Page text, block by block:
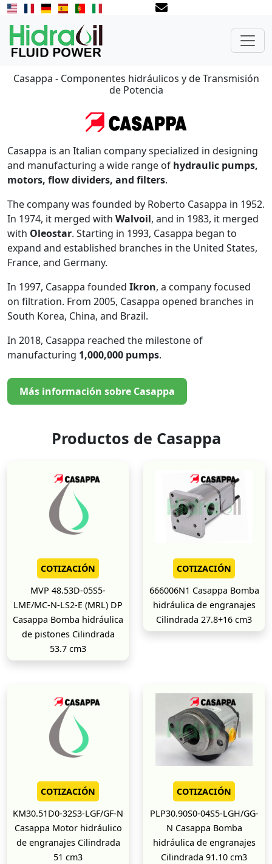
Casappa - Componentes hidráulicos y de Transmisión
de Potencia
Casappa is an Italian company specialized in designing
and manufacturing a wide range of hydraulic pumps,
motors, flow dividers, and filters.
The company was founded by Roberto Casappa in 1952.
In 1974, it merged with Walvoil, and in 1983, it merged
with Oleostar. Starting in 1993, Casappa began to
expand and established branches in the United States,
France, and Germany.
In 1997, Casappa founded Ikron, a company focused
on filtration. From 2005, Casappa opened branches in
South Korea, China, and Brazil.
In 2018, Casappa reached the milestone of
manufacturing 1,000,000 pumps.
Más información sobre Casappa
Productos de Casappa
COTIZACIÓN
MVP 48.53D-05S5-
LME/MC-N-LS2-E (MRL) DP
Casappa Bomba hidráulica
de pistones Cilindrada
53.7 cm3
COTIZACIÓN
666006N1 Casappa Bomba
hidráulica de engranajes
Cilindrada 27.8+16 cm3
COTIZACIÓN
KM30.51D0-32S3-LGF/GF-N
Casappa Motor hidráulico
de engranajes Cilindrada
51 cm3
COTIZACIÓN
PLP30.90S0-04S5-LGH/GG-
N Casappa Bomba
hidráulica de engranajes
Cilindrada 91.10 cm3